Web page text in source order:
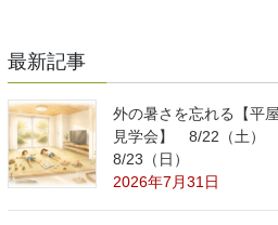
最新記事
外の暑さを忘れる【平
見学会】 8/22（土）
8/23（日）
2026年7月31日